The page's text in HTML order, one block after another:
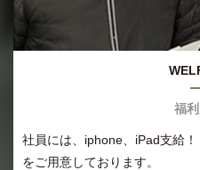
福
社員には、iphone、iPad支給
をご用意しております。